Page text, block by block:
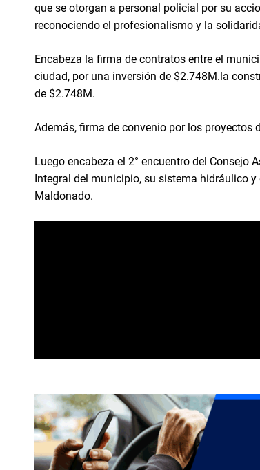
que se otorgan a personal policial por su
reconociendo el profesionalismo y la
Encabeza la firma de contratos entre el
ciudad, por una inversión de $2.748M.la
de $2.748M.
Además, firma de convenio por los proyectos
Luego encabeza el 2° encuentro del Consejo
Integral del municipio, su sistema hidráulico
Maldonado.